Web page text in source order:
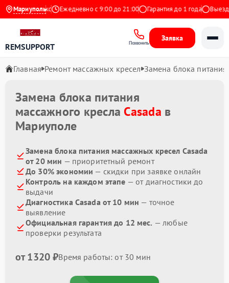
Мариуполь
4.9 на Яндекс Ежедневно с 9:00 до 21:00 Гарантия до 1 года Выезд
REMSUPPORT Позвонить
Заявка
Главная Ремонт массажных кресел Замена блока питания
Замена блока питания
массажного кресла Casada в
Мариуполе
Замена блока питания массажных кресел Casada
от 20 мин — приоритетный ремонт
До 30% экономии — скидки при заявке онлайн
Контроль на каждом этапе — от диагностики до
выдачи
Диагностика Casada от 10 мин — точное
выявление
Официальная гарантия до 12 мес. — любые
проверки результата
от 1320 ₽Время работы: от 30 мин